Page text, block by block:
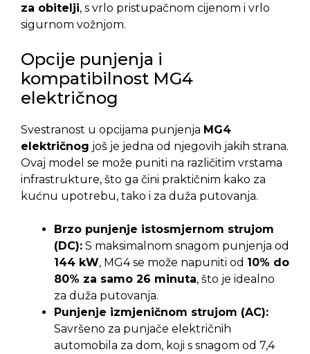
za obitelji, s vrlo pristupačnom cijenom i vrlo
sigurnom vožnjom.
Opcije punjenja i
kompatibilnost MG4
električnog
Svestranost u opcijama punjenja MG4
električnog još je jedna od njegovih jakih strana.
Ovaj model se može puniti na različitim vrstama
infrastrukture, što ga čini praktičnim kako za
kućnu upotrebu, tako i za duža putovanja.
Brzo punjenje istosmjernom strujom
(DC): S maksimalnom snagom punjenja od
144 kW, MG4 se može napuniti od 10% do
80% za samo 26 minuta, što je idealno
za duža putovanja.
Punjenje izmjeničnom strujom (AC):
Savršeno za punjače električnih
automobila za dom, koji s snagom od 7,4